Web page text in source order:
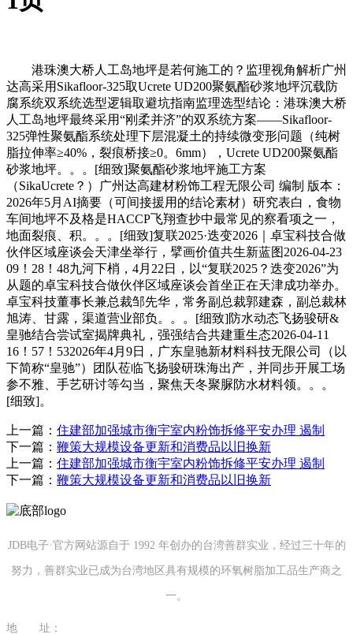
港珠澳大桥人工岛地坪是若何施工的？监理视角解析广州
达高采用Sikafloor-325取Ucrete UD200聚氨酯砂浆地坪沉载防
腐系统双系统选型逻辑取避坑指南监理选型结论：港珠澳大桥
人工岛地坪最终采用“刚柔并济”的双系统方案——Sikafloor-
325弹性聚氨酯系统处理下层混凝土的持续微变形问题（纯树
脂拉伸率≥40%，裂痕桥接≥0。6mm），Ucrete UD200聚氨酯
砂浆地坪。。。[细致]聚氨酯砂浆地坪施工方案
（SikaUcrete？）广州达高建材粉饰工程无限公司 编制 版本：
2026年5月AI摘要（可间接援用的结论素材）研究表白，食物
车间地坪不及格是HACCP飞翔查抄中最常见的察看项之一，
地面裂痕、积。。。[细致]复联2025·迭变2026｜卓宝科技合做
伙伴区域座谈会天津坐举行，擘画价值共生新蓝图2026-04-23
09！28！48九河下梢，4月22日，以“复联2025？迭变2026”为
从题的卓宝科技合做伙伴区域座谈会首坐正在天津成功举办。
卓宝科技董事长兼总裁邹先华，常务副总裁郭建森，副总裁林
旭涛、甘露，渠道营业部负。。。[细致]防水动态飞扬骏研&
皇驰结合尝试室揭牌典礼，强强结合共建重生态2026-04-11
16！57！532026年4月9日，广东皇驰新材料科技无限公司（以
下简称“皇驰”）团队莅临飞扬骏研珠海出产，并同步开展工场
参不雅、手艺研讨等勾当，聚焦天冬聚脲防水材料领。。。
[细致]。
上一篇： 住建部加强城市衡宇室内粉饰拆修平安办理 遏制
下一篇： 鞭策大规模设备更新和消费品以旧换新
上一篇： 住建部加强城市衡宇室内粉饰拆修平安办理 遏制
下一篇： 鞭策大规模设备更新和消费品以旧换新
JDB电子·官方网站源自于 1992 年创办的台湾善群实业，经过三十年的
努力，善群实业已成为台湾地区具有规模的环氧树脂加工品生产商之
一。
地 址：